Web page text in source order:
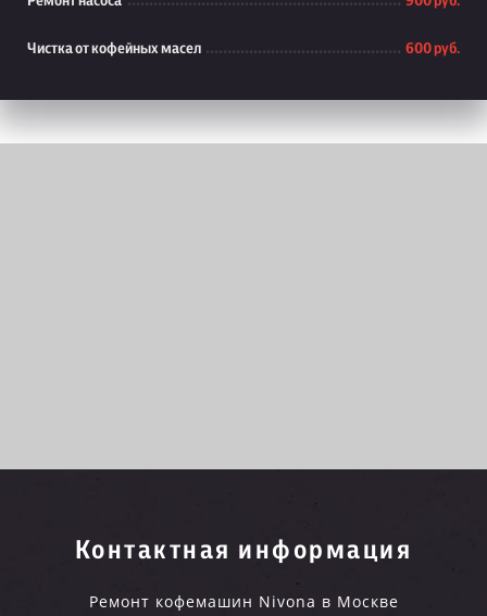
Чистка от кофейных масел 600 руб.
Контактная информация
Ремонт кофемашин Nivona в Москве